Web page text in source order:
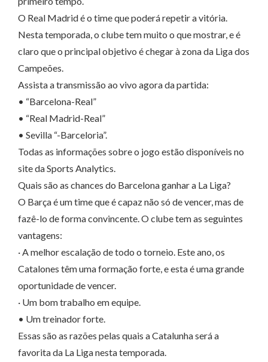
O Real Madrid é o time que poderá repetir a vitória.
Nesta temporada, o clube tem muito o que mostrar, e é
claro que o principal objetivo é chegar à zona da Liga dos
Campeões.
Assista a transmissão ao vivo agora da partida:
• “Barcelona-Real”
• “Real Madrid-Real”
• Sevilla “-Barceloria”.
Todas as informações sobre o jogo estão disponíveis no
site da Sports Analytics.
Quais são as chances do Barcelona ganhar a La Liga?
O Barça é um time que é capaz não só de vencer, mas de
fazê-lo de forma convincente. O clube tem as seguintes
vantagens:
· A melhor escalação de todo o torneio. Este ano, os
Catalones têm uma formação forte, e esta é uma grande
oportunidade de vencer.
· Um bom trabalho em equipe.
• Um treinador forte.
Essas são as razões pelas quais a Catalunha será a
favorita da La Liga nesta temporada.